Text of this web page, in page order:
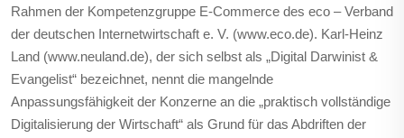
Rahmen der Kompetenzgruppe E-Commerce des eco – Verband
der deutschen Internetwirtschaft e. V. (www.eco.de). Karl-Heinz
Land (www.neuland.de), der sich selbst als „Digital Darwinist &
Evangelist“ bezeichnet, nennt die mangelnde
Anpassungsfähigkeit der Konzerne an die „praktisch vollständige
Digitalisierung der Wirtschaft“ als Grund für das Abdriften der